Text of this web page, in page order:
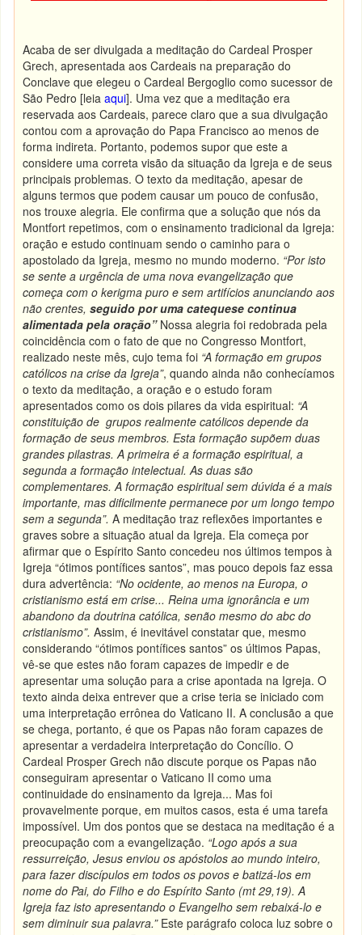
Acaba de ser divulgada a meditação do Cardeal Prosper
Grech, apresentada aos Cardeais na preparação do
Conclave que elegeu o Cardeal Bergoglio como sucessor de
São Pedro [leiaaqui]. Uma vez que a meditação era
reservada aos Cardeais, parece claro que a sua divulgação
contou com a aprovação do Papa Francisco ao menos de
forma indireta. Portanto, podemos supor que este a
considere uma correta visão da situação da Igreja e de seus
principais problemas. O texto da meditação, apesar de
alguns termos que podem causar um pouco de confusão,
nos trouxe alegria. Ele confirma que a solução que nós da
Montfort repetimos, com o ensinamento tradicional da Igreja:
oração e estudo continuam sendo o caminho para o
apostolado da Igreja, mesmo no mundo moderno. “Por isto
se sente a urgência de uma nova evangelização que
começa com o kerigma puro e sem artifícios anunciando aos
não crentes,seguido por uma catequese continua
alimentada pela oração”Nossa alegria foi redobrada pela
coincidência com o fato de que no Congresso Montfort,
realizado neste mês, cujo tema foi “A formação em grupos
católicos na crise da Igreja”, quando ainda não conhecíamos
o texto da meditação, a oração e o estudo foram
apresentados como os dois pilares da vida espiritual: “A
constituição de grupos realmente católicos depende da
formação de seus membros. Esta formação supõem duas
grandes pilastras. A primeira é a formação espiritual, a
segunda a formação intelectual. As duas são
complementares. A formação espiritual sem dúvida é a mais
importante, mas dificilmente permanece por um longo tempo
sem a segunda”. A meditação traz reflexões importantes e
graves sobre a situação atual da Igreja. Ela começa por
afirmar que o Espírito Santo concedeu nos últimos tempos à
Igreja “ótimos pontífices santos”, mas pouco depois faz essa
dura advertência: “No ocidente, ao menos na Europa, o
cristianismo está em crise... Reina uma ignorância e um
abandono da doutrina católica, senão mesmo do abc do
cristianismo”. Assim, é inevitável constatar que, mesmo
considerando “ótimos pontífices santos” os últimos Papas,
vê-se que estes não foram capazes de impedir e de
apresentar uma solução para a crise apontada na Igreja. O
texto ainda deixa entrever que a crise teria se iniciado com
uma interpretação errônea do Vaticano II. A conclusão a que
se chega, portanto, é que os Papas não foram capazes de
apresentar a verdadeira interpretação do Concílio. O
Cardeal Prosper Grech não discute porque os Papas não
conseguiram apresentar o Vaticano II como uma
continuidade do ensinamento da Igreja... Mas foi
provavelmente porque, em muitos casos, esta é uma tarefa
impossível. Um dos pontos que se destaca na meditação é a
preocupação com a evangelização. “Logo após a sua
ressurreição, Jesus enviou os apóstolos ao mundo inteiro,
para fazer discípulos em todos os povos e batizá-los em
nome do Pai, do Filho e do Espírito Santo (mt 29,19). A
Igreja faz isto apresentando o Evangelho sem rebaixá-lo e
sem diminuir sua palavra.”Este parágrafo coloca luz sobre o